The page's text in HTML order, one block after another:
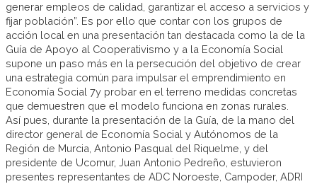
generar empleos de calidad, garantizar el acceso a servicios y
fijar población”. Es por ello que contar con los grupos de
acción local en una presentación tan destacada como la de la
Guía de Apoyo al Cooperativismo y a la Economía Social
supone un paso más en la persecución del objetivo de crear
una estrategia común para impulsar el emprendimiento en
Economía Social 7y probar en el terreno medidas concretas
que demuestren que el modelo funciona en zonas rurales.
Así pues, durante la presentación de la Guía, de la mano del
director general de Economía Social y Autónomos de la
Región de Murcia, Antonio Pasqual del Riquelme, y del
presidente de Ucomur, Juan Antonio Pedreño, estuvieron
presentes representantes de ADC Noroeste, Campoder, ADRI